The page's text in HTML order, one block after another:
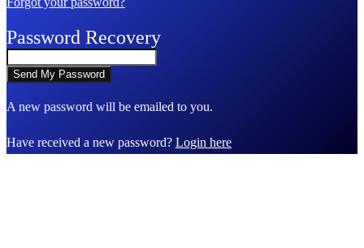
Password Recovery
A new password will be emailed to you.
Have received a new password? Login here